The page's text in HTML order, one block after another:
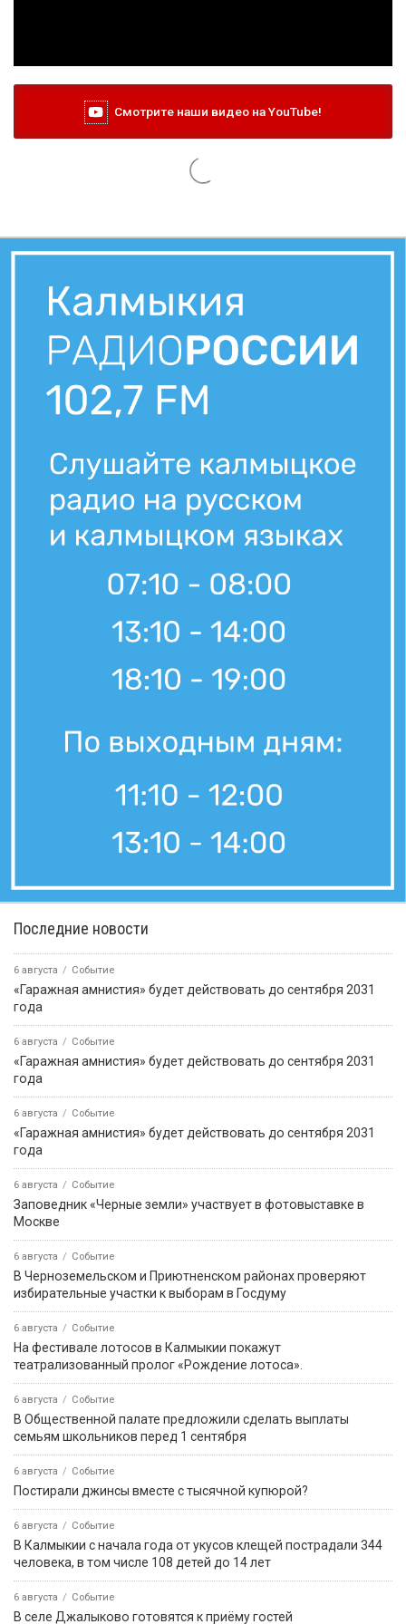
Смотрите наши видео на YouTube!
Последние новости
6 августа Событие
«Гаражная амнистия» будет действовать до сентября 2031
года
6 августа Событие
«Гаражная амнистия» будет действовать до сентября 2031
года
6 августа Событие
«Гаражная амнистия» будет действовать до сентября 2031
года
6 августа Событие
Заповедник «Черные земли» участвует в фотовыставке в
Москве
6 августа Событие
В Черноземельском и Приютненском районах проверяют
избирательные участки к выборам в Госдуму
6 августа Событие
На фестивале лотосов в Калмыкии покажут
театрализованный пролог «Рождение лотоса».
6 августа Событие
В Общественной палате предложили сделать выплаты
семьям школьников перед 1 сентября
6 августа Событие
Постирали джинсы вместе с тысячной купюрой?
6 августа Событие
В Калмыкии с начала года от укусов клещей пострадали 344
человека, в том числе 108 детей до 14 лет
6 августа Событие
В селе Джалыково готовятся к приёму гостей